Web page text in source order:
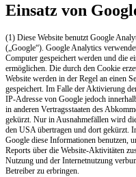
Einsatz von
(1) Diese Website benutzt Google
(„Google“). Google Analytics
Computer gespeichert werden und die
ermöglichen. Die durch den Cookie
Website werden in der Regel an einen
gespeichert. Im Falle der Aktivierung
IP-Adresse von Google jedoch
in anderen Vertragsstaaten des
gekürzt. Nur in Ausnahmefällen wird
den USA übertragen und dort gekürzt.
Google diese Informationen benutzen,
Reports über die Website-Aktivitäten
Nutzung und der Internetnutzung
Betreiber zu erbringen.